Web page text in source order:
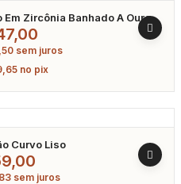
Em Zircônia Banhado A Ouro
sem juros
no pix
Curvo Liso
sem juros